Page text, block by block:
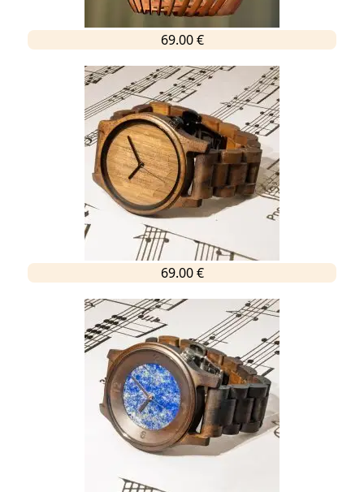
69.00 €
69.00 €